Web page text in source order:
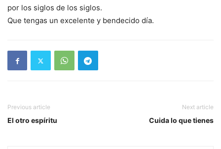
por los siglos de los siglos.
Que tengas un excelente y bendecido día.
Previous article
El otro espíritu
Next article
Cuida lo que tienes